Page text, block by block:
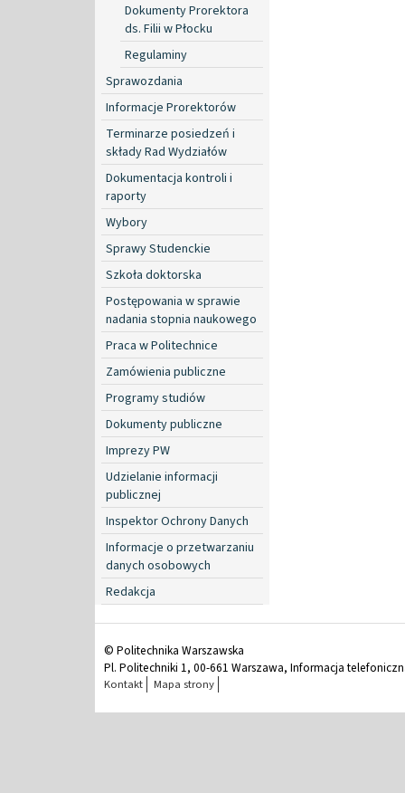
Dokumenty Prorektora
ds. Filii w Płocku
Regulaminy
Sprawozdania
Informacje Prorektorów
Terminarze posiedzeń i
składy Rad Wydziałów
Dokumentacja kontroli i
raporty
Wybory
Sprawy Studenckie
Szkoła doktorska
Postępowania w sprawie
nadania stopnia naukowego
Praca w Politechnice
Zamówienia publiczne
Programy studiów
Dokumenty publiczne
Imprezy PW
Udzielanie informacji
publicznej
Inspektor Ochrony Danych
Informacje o przetwarzaniu
danych osobowych
Redakcja
© Politechnika Warszawska
Pl. Politechniki 1, 00-661 Warszawa, Informacja
Kontakt Mapa strony